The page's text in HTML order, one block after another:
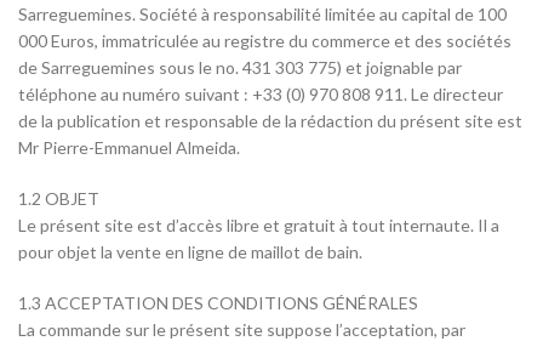
Sarreguemines. Société à responsabilité limitée au capital de 100
000 Euros, immatriculée au registre du commerce et des sociétés
de Sarreguemines sous le no. 431 303 775) et joignable par
téléphone au numéro suivant : +33 (0) 970 808 911. Le directeur
de la publication et responsable de la rédaction du présent site est
Mr Pierre-Emmanuel Almeida.
1.2 OBJET
Le présent site est d’accès libre et gratuit à tout internaute. Il a
pour objet la vente en ligne de maillot de bain.
1.3 ACCEPTATION DES CONDITIONS GÉNÉRALES
La commande sur le présent site suppose l’acceptation, par